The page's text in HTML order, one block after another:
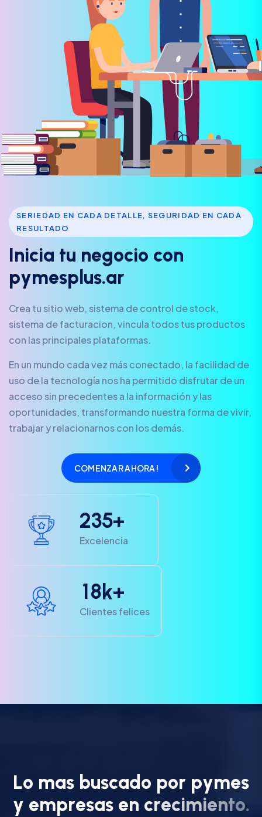
SERIEDAD EN CADA DETALLE, SEGURIDAD EN CADA
RESULTADO
Inicia tu negocio con
pymesp us.ar
Crea tu sitio web, sistema de control de stock,
sistema de facturacion, vincula todos tus productos
con las principales plataformas.
En un mundo cada vez más conectado, la facilidad de
uso de la tecnología nos ha permitido disfrutar de un
acceso sin precedentes a la información y las
oportunidades, transformando nuestra forma de vivir,
trabajar y relacionarnos con los demás.
COMENZAR AHORA!
235+
Excelencia
18k+
Clientes felices
Lo mas buscado por pymes
y empresas en crecimiento.